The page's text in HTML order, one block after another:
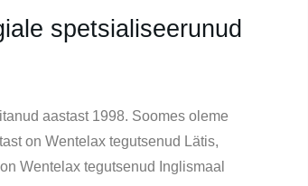
spetsialiseerunud
aastast 1998. Soomes oleme
on Wentelax tegutsenud Lätis,
Wentelax tegutsenud Inglismaal